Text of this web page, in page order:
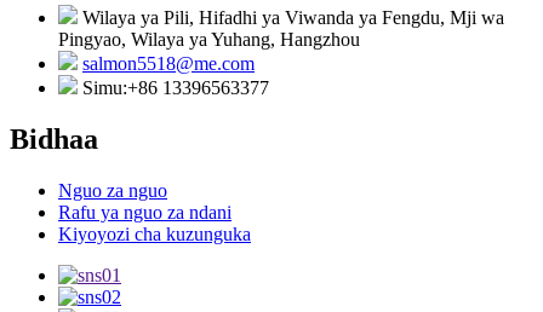
Wilaya ya Pili, Hifadhi ya Viwanda ya Fengdu, Mji wa
Pingyao, Wilaya ya Yuhang, Hangzhou
salmon5518@me.com
Simu:+86 13396563377
Bidhaa
Nguo za nguo
Rafu ya nguo za ndani
Kiyoyozi cha kuzunguka